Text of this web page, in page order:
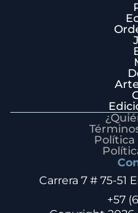
Política
Carrera 7 # 75-51
+57